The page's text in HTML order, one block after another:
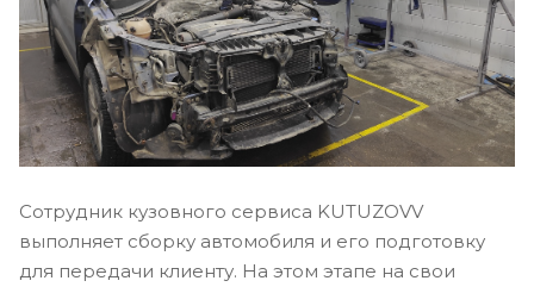
Сотрудник кузовного сервиса KUTUZOVV
выполняет сборку автомобиля и его подготовку
для передачи клиенту. На этом этапе на свои